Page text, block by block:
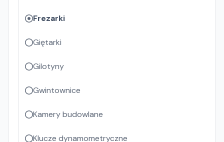
Frezarki
Giętarki
Gilotyny
Gwintownice
Kamery budowlane
Klucze dynamometryczne